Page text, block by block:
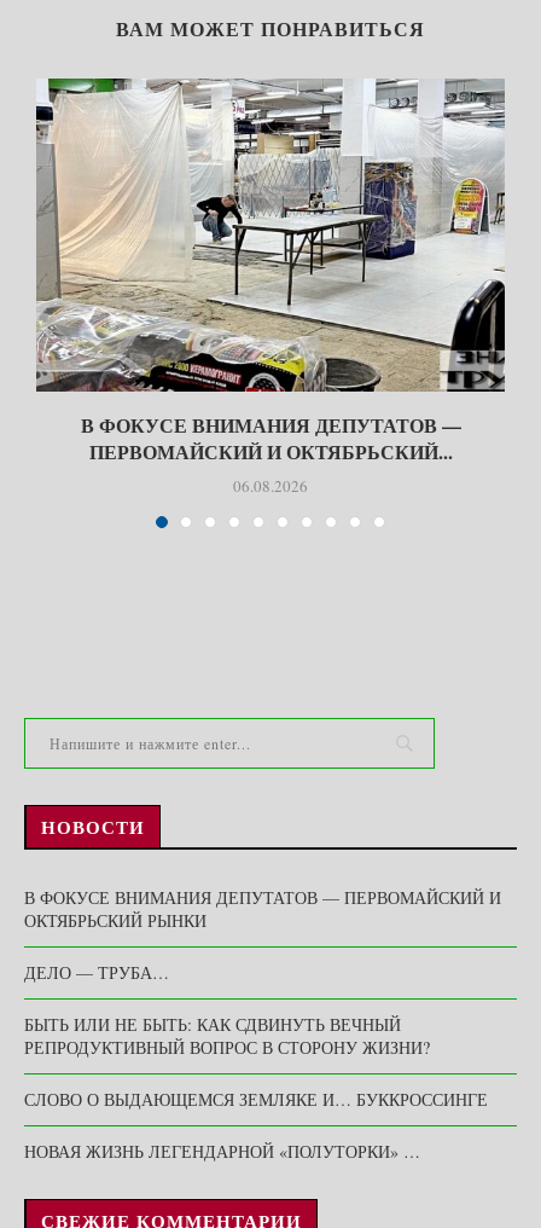
ВАМ МОЖЕТ ПОНРАВИТЬСЯ
В ФОКУСЕ ВНИМАНИЯ ДЕПУТАТОВ —
ПЕРВОМАЙСКИЙ И ОКТЯБРЬСКИЙ...
06.08.2026
НОВОСТИ
В ФОКУСЕ ВНИМАНИЯ ДЕПУТАТОВ — ПЕРВОМАЙСКИЙ И
ОКТЯБРЬСКИЙ РЫНКИ
ДЕЛО — ТРУБА…
БЫТЬ ИЛИ НЕ БЫТЬ: КАК СДВИНУТЬ ВЕЧНЫЙ
РЕПРОДУКТИВНЫЙ ВОПРОС В СТОРОНУ ЖИЗНИ?
СЛОВО О ВЫДАЮЩЕМСЯ ЗЕМЛЯКЕ И… БУККРОССИНГЕ
НОВАЯ ЖИЗНЬ ЛЕГЕНДАРНОЙ «ПОЛУТОРКИ» …
СВЕЖИЕ КОММЕНТАРИИ